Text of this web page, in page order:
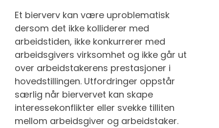
Et bierverv kan være uproblematisk
dersom det ikke kolliderer med
arbeidstiden, ikke konkurrerer med
arbeidsgivers virksomhet og ikke går ut
over arbeidstakerens prestasjoner i
hovedstillingen. Utfordringer oppstår
særlig når biervervet kan skape
interessekonflikter eller svekke tilliten
mellom arbeidsgiver og arbeidstaker.